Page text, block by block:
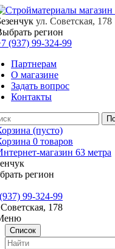
ул. Советская, 178
регион
(937) 99-324-99
Партнерам
О магазине
Задать вопрос
Контакты
(пусто)
0 товаров
регион
99-324-99
178
Список